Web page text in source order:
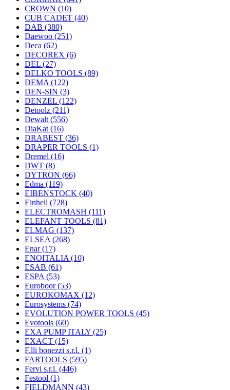
CROWN (10)
CUB CADET (40)
DAB (380)
Daewoo (251)
Deca (62)
DECOREX (6)
DEL (27)
DELKO TOOLS (89)
DEMA (122)
DEN-SIN (3)
DENZEL (122)
Detoolz (211)
Dewalt (556)
DiaKat (16)
DRABEST (36)
DRAPER TOOLS (1)
Dremel (16)
DWT (8)
DYTRON (66)
Edma (119)
EIBENSTOCK (40)
Einhell (728)
ELECTROMASH (111)
ELEFANT TOOLS (81)
ELMAG (137)
ELSEA (268)
Enar(17)
ENOITALIA (10)
ESAB (61)
ESPA (53)
Euroboor(53)
EUROKOMAX (12)
Eurosystems (74)
EVOLUTION POWER TOOLS (45)
Evotools (60)
EXA PUMP ITALY (25)
EXACT (15)
F.lli bonezzi s.r.l. (1)
FARTOOLS (595)
Fervi s.r.l. (446)
Festool (1)
FIELDMANN (43)